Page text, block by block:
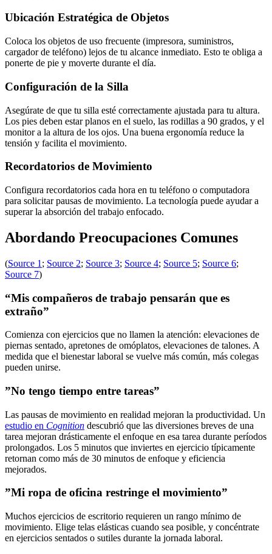
Ubicación Estratégica de Objetos
Coloca los objetos de uso frecuente (impresora, suministros,
cargador de teléfono) lejos de tu alcance inmediato. Esto te obliga a
ponerte de pie y moverte durante el día.
Configuración de la Silla
Asegúrate de que tu silla esté correctamente ajustada para tu altura.
Los pies deben estar planos en el suelo, las rodillas a 90 grados, y el
monitor a la altura de los ojos. Una buena ergonomía reduce la
tensión y facilita el movimiento.
Recordatorios de Movimiento
Configura recordatorios cada hora en tu teléfono o computadora
para solicitar pausas de movimiento. La tecnología puede ayudar a
superar la absorción del trabajo enfocado.
Abordando Preocupaciones Comunes
(Source 1 ; Source 2; Source 3; Source 4; Source 5; Source 6;
Source 7)
“Mis compañeros de trabajo pensarán que es
extraño”
Comienza con ejercicios que no llamen la atención: elevaciones de
piernas sentado, apretones de omóplatos, elevaciones de talones. A
medida que el bienestar laboral se vuelve más común, más colegas
pueden unirse.
”No tengo tiempo entre tareas”
Las pausas de movimiento en realidad mejoran la productividad. Un
estudio en Cognition descubrió que las diversiones breves de una
tarea mejoran drásticamente el enfoque en esa tarea durante períodos
prolongados. Los 5 minutos que inviertes en ejercicio típicamente
retornan como más de 30 minutos de enfoque y eficiencia
mejorados.
”Mi ropa de oficina restringe el movimiento”
Muchos ejercicios de escritorio requieren un rango mínimo de
movimiento. Elige telas elásticas cuando sea posible, y concéntrate
en ejercicios sentados o sutiles durante la jornada laboral.